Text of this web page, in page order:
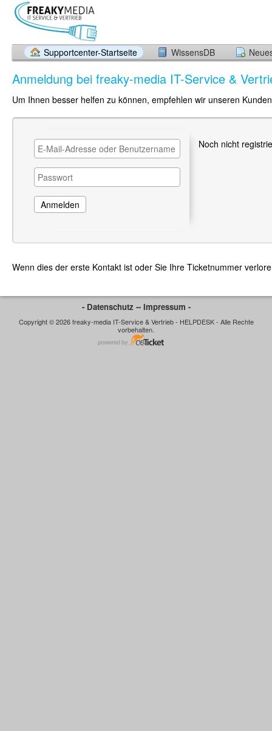
Supportcenter-Startseite WissensDB
Anmeldung bei freaky-media IT-Service &
Um Ihnen besser helfen zu können, empfehlen wir unseren
Noch nicht
Wenn dies der erste Kontakt ist oder Sie Ihre Ticketnummer
- Datenschutz -- Impressum -
Copyright © 2026 freaky-media IT-Service & Vertrieb - HELPDESK - Alle Rechte
vorbehalten.